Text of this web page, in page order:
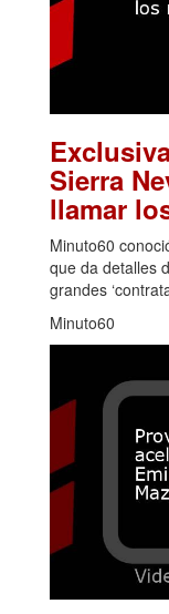
Sierra
llamar
Minuto60
que da detalles
grandes
Minuto60